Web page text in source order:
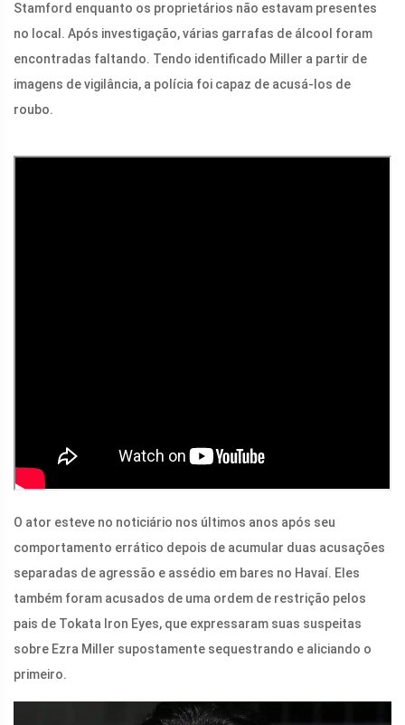
Stamford enquanto os proprietários não estavam presentes
no local. Após investigação, várias garrafas de álcool foram
encontradas faltando. Tendo identificado Miller a partir de
imagens de vigilância, a polícia foi capaz de acusá-los de
roubo.
O ator esteve no noticiário nos últimos anos após seu
comportamento errático depois de acumular duas acusações
separadas de agressão e assédio em bares no Havaí. Eles
também foram acusados ​​de uma ordem de restrição pelos
pais de Tokata Iron Eyes, que expressaram suas suspeitas
sobre Ezra Miller supostamente sequestrando e aliciando o
primeiro.